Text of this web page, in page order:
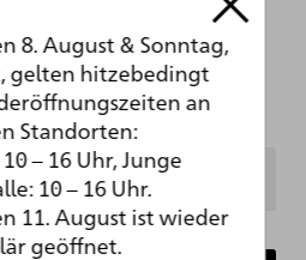
8. August & Sonntag,
gelten hitzebedingt
an
Standorten:
– 16 Uhr, Junge
10 – 16 Uhr.
11. August ist wieder
geöffnet.